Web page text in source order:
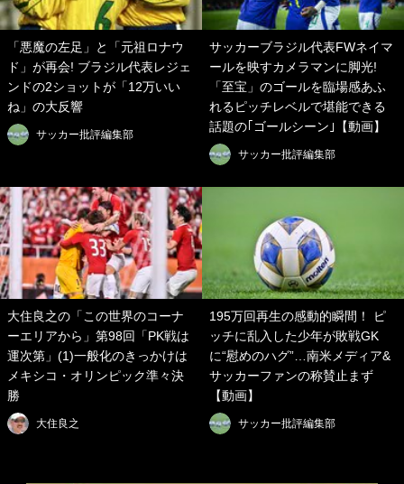
「悪魔の左足」と「元祖ロナウ
ド」が再会! ブラジル代表レジェ
ンドの2ショットが「12万いい
ね」の大反響
サッカー批評編集部
サッカーブラジル代表FWネイマ
ールを映すカメラマンに脚光!
「至宝」のゴールを臨場感あふ
れるピッチレベルで堪能できる
話題の｢ゴールシーン｣【動画】
サッカー批評編集部
大住良之の「この世界のコーナ
ーエリアから」第98回「PK戦は
運次第」(1)一般化のきっかけは
メキシコ・オリンピック準々決
勝
大住良之
195万回再生の感動的瞬間！ ピ
ッチに乱入した少年が敗戦GK
に“慰めのハグ”…南米メディア&
サッカーファンの称賛止まず
【動画】
サッカー批評編集部